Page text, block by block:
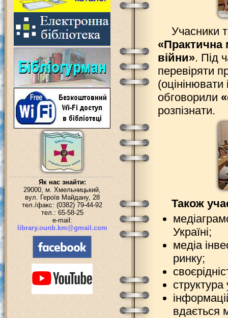
Як нас знайти:
29000, м. Хмельницький,
вул. Героїв Майдану, 28
тел./факс: (0382) 79-44-92
тел.: 65-58-25
e-mail:
library.ounb.km@gmail.com
Учасники
«Практична
війни». Під
перевіряти
обговорили
розпізнати.
Також
Україні;
медіа
ринку;
структура
вдається